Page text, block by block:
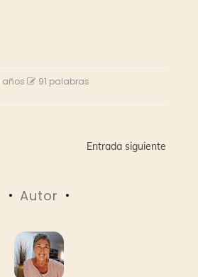
años 91 palabras
Entrada siguiente
Autor